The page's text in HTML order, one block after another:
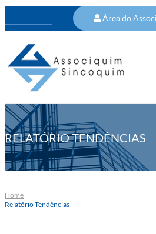
Área do
RELATÓRIO TENDÊNCIAS
Home
Relatório Tendências